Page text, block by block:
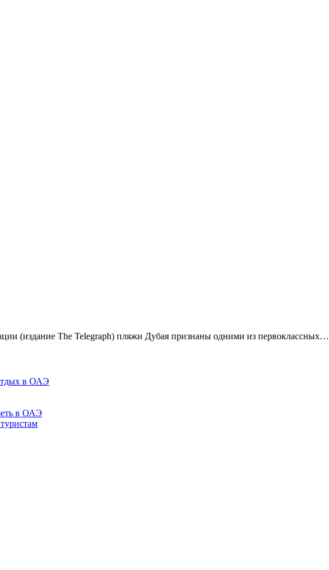
(издание The Telegraph) пляжи Дубая признаны одними из первоклассных…
в ОАЭ
в ОАЭ